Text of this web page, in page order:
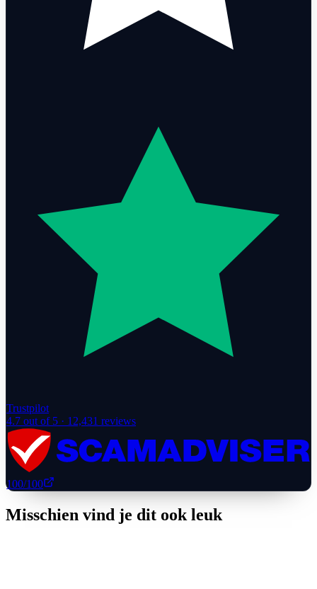
Trustpilot
4.7 out of 5 · 12,431 reviews
100/100
Misschien vind je dit ook leuk